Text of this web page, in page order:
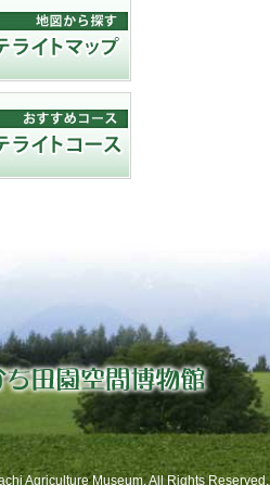
Agriculture Museum. All Rights Reserved.